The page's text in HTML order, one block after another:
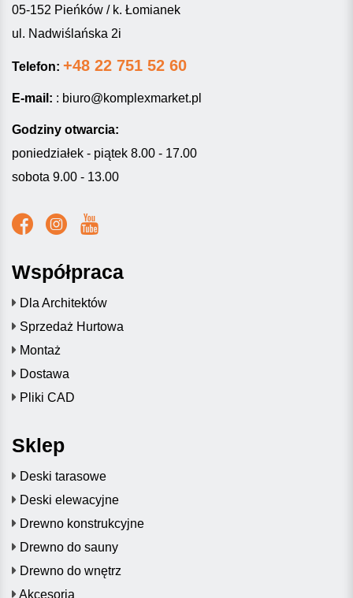
05-152 Pieńków / k. Łomianek
ul. Nadwiślańska 2i
Telefon: +48 22 751 52 60
E-mail: : biuro@komplexmarket.pl
Godziny otwarcia:
poniedziałek - piątek 8.00 - 17.00
sobota 9.00 - 13.00
Współpraca
Dla Architektów
Sprzedaż Hurtowa
Montaż
Dostawa
Pliki CAD
Sklep
Deski tarasowe
Deski elewacyjne
Drewno konstrukcyjne
Drewno do sauny
Drewno do wnętrz
Akcesoria